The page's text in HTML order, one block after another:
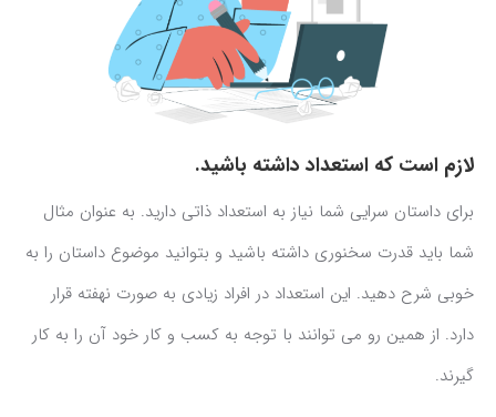
لازم است که استعداد داشته باشید.
برای داستان سرایی شما نیاز به استعداد ذاتی دارید. به عنوان مثال
شما باید قدرت سخنوری داشته باشید و بتوانید موضوع داستان را به
خوبی شرح دهید. این استعداد در افراد زیادی به صورت نهفته قرار
دارد. از همین رو می توانند با توجه به کسب و کار خود آن را به کار
گیرند.